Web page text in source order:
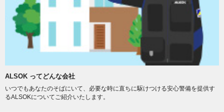
ALSOK ってどんな会社
いつでもあなたのそばにいて、必要な時に直ちに駆けつける安心警備を提供す
るALSOKについてご紹介いたします。